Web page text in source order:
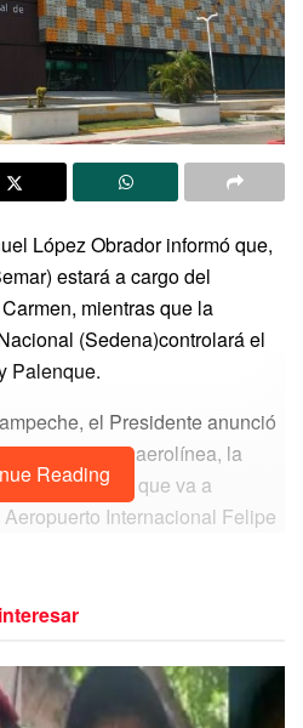
López Obrador informó que,
estará a cargo del
mientras que la
(Sedena)controlará el
Palenque.
el Presidente anunció
su propia aerolínea, la
empresa que va a
Internacional Felipe
Reading